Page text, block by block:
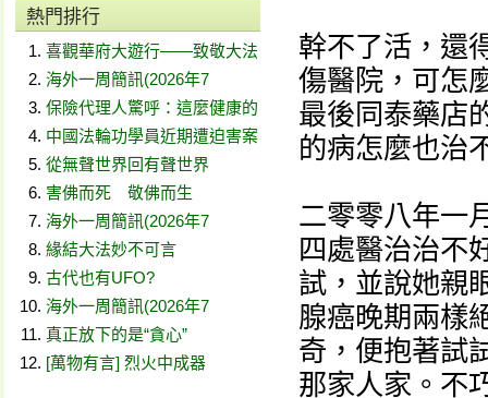
熱門排行
喜觀華府大遊行——致敬大法
海外一周簡訊(2026年7
保險代理人驚呼：這麼健康的
中國法輪功學員近期遭迫害案
從無聲世界回有聲世界
害佛而死 敬佛而生
海外一周簡訊(2026年7
緣結大法妙不可言
古代也有UFO?
海外一周簡訊(2026年7
真正放下的是“貪心”
[萬物有言] 烈火中成器
幹不了活，還
傷醫院，可怎
最後同泰藥店
的病怎麼也治
二零零八年一
四處醫治治不
試，並說她親
腺癌晚期兩樣
奇，便抱著試
那家人家。不